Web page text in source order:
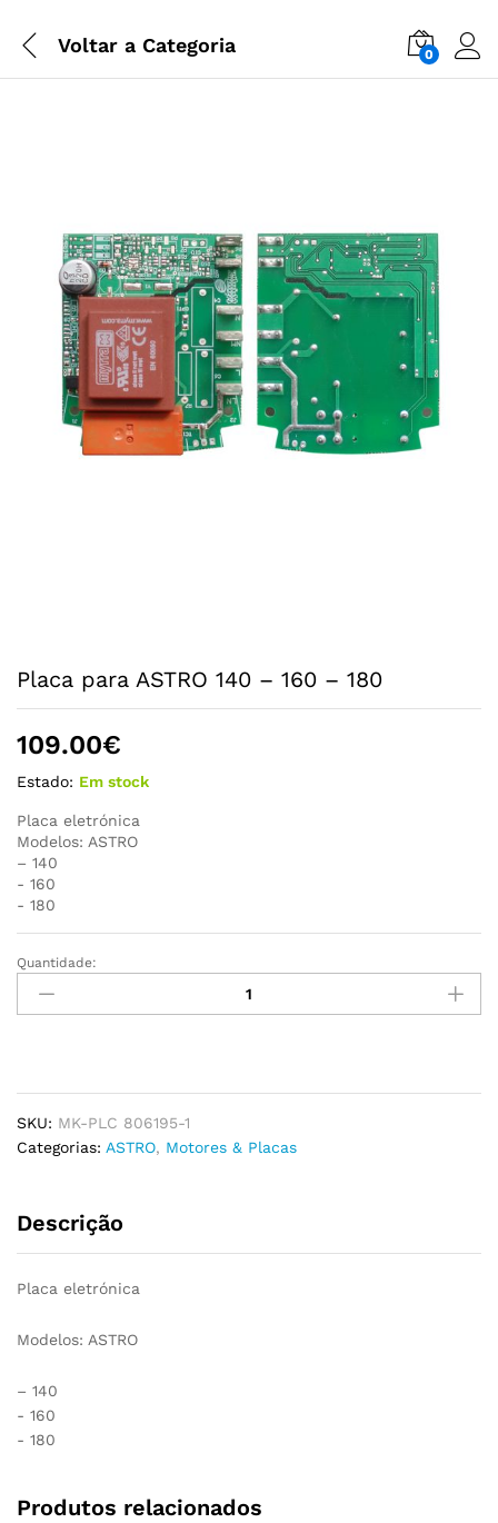
Voltar a Categoria 0
Placa para ASTRO 140 – 160 – 180
109.00€
Estado: Em stock
Placa eletrónica
Modelos: ASTRO
– 140
​- 160
​- 180
Placa
para
ASTRO
160
–
180
Quantidade:
SKU: MK-PLC 806195-1
Categorias: ASTRO, Motores & Placas
Descrição
Placa eletrónica
Modelos: ASTRO
– 140
​- 160
​- 180
Produtos relacionados